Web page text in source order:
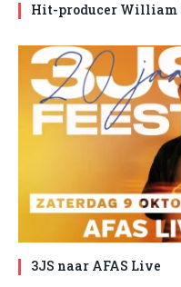
Hit-producer William
3JS naar AFAS Live